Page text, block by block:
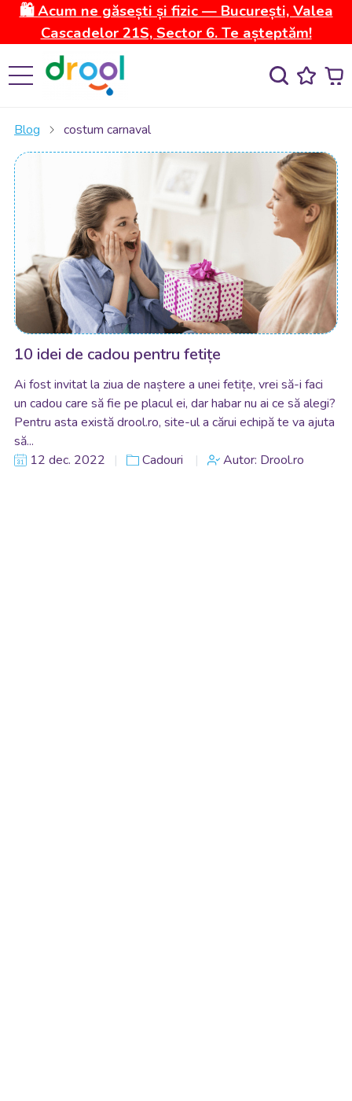
🛍️ Acum ne găsești și fizic — București, Valea
Cascadelor 21S, Sector 6. Te așteptăm!
Blog costum carnaval
10 idei de cadou pentru fetițe
Ai fost invitat la ziua de naștere a unei fetițe, vrei să-i faci
un cadou care să fie pe placul ei, dar habar nu ai ce să alegi?
Pentru asta există drool.ro, site-ul a cărui echipă te va ajuta
să...
12 dec. 2022
Cadouri Autor: Drool.ro